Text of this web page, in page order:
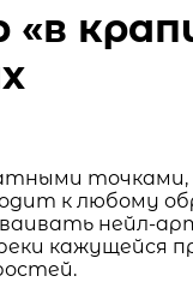
к любому
нейл-
кажущейся